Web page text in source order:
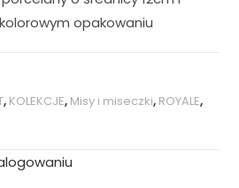
opakowaniu
, KOLEKCJE, Misy i miseczki, ROYALE,